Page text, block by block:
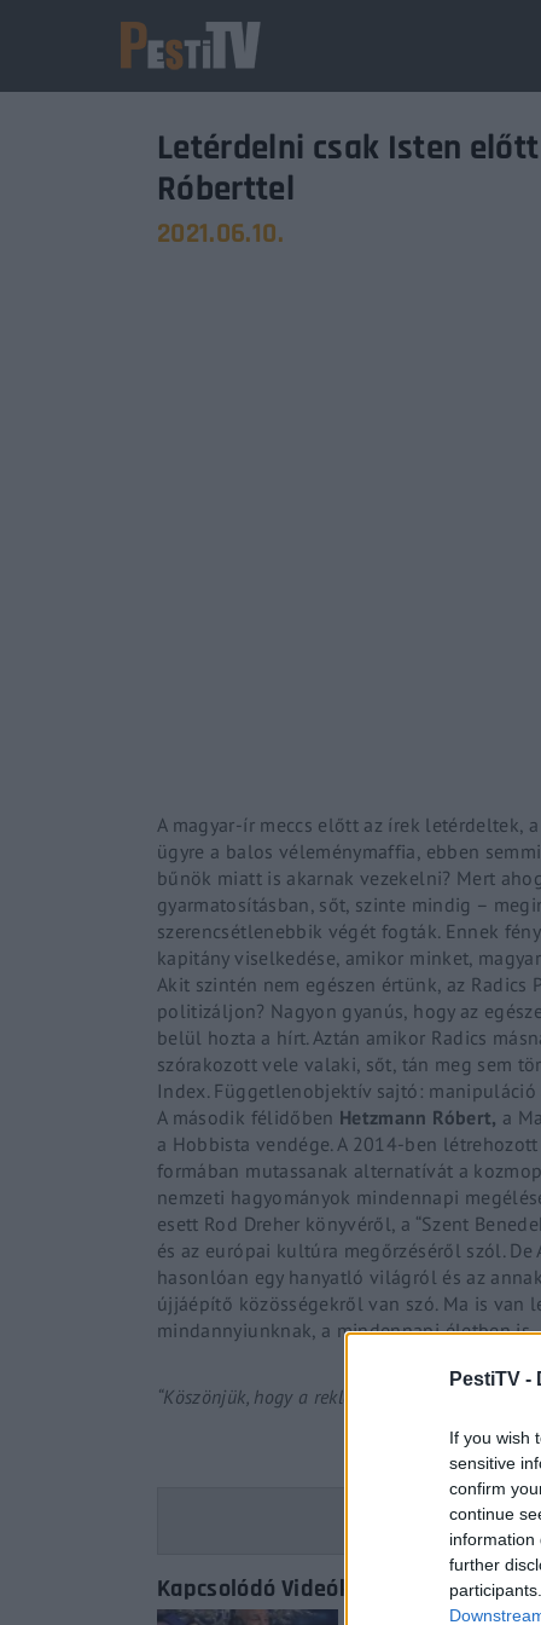
PestiTV -
If you wish
sensitive
confirm
continue
information
further
Letérdelni csak Isten
Róberttel
2021.06.10.
A magyar-ír meccs előtt az írek letérdeltek,
ügyre a balos véleménymaffia, ebben
bűnök miatt is akarnak vezekelni? Mert
gyarmatosításban, sőt, szinte mindig –
szerencsétlenebbik végét fogták. Ennek
kapitány viselkedése, amikor minket,
Akit szintén nem egészen értünk, az
politizáljon? Nagyon gyanús, hogy az
belül hozta a hírt. Aztán amikor Radics
szórakozott vele valaki, sőt, tán meg sem
Index. Függetlenobjektív sajtó: manipuláció
A második félidőben Hetzmann Róbert, a
a Hobbista vendége. A 2014-ben
formában mutassanak alternatívát a
nemzeti hagyományok mindennapi
esett Rod Dreher könyvéről, a “Szent
és az európai kultúra megőrzéséről szól.
hasonlóan egy hanyatló világról és az
újjáépítő közösségekről van szó. Ma is van
mindannyiunknak, a mindennapi életben is.
“Köszönjük, hogy a reklám megnézésével
Kapcsolódó Videók